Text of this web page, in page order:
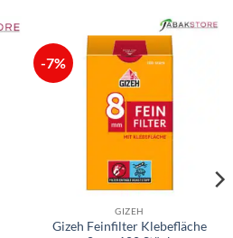
-7%
GIZEH
Gizeh Feinfilter Klebefläche